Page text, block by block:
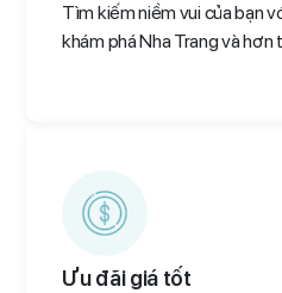
Tìm kiếm niềm vui của bạn
khám phá Nha Trang và hơn
Ưu đãi giá tốt